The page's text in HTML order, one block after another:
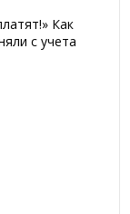
Как
с учета